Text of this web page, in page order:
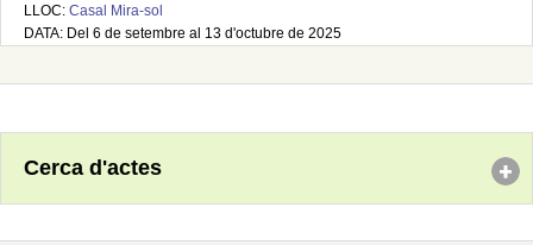
LLOC: Casal Mira-sol
DATA: Del 6 de setembre al 13 d'octubre de 2025
Cerca d'actes